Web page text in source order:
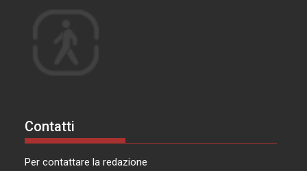
Contatti
Per contattare la redazione